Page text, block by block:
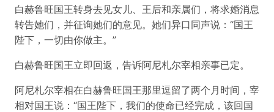
白赫鲁旺国王转身去见女儿、王后和亲属们，将求婚消息
转告她们，并征询她们的意见。她们异口同声说：“国王
陛下，一切由你做主。”
白赫鲁旺国王立即回返，告诉阿尼札尔宰相亲事已定。
阿尼札尔宰相在白赫鲁旺国王那里逗留了两个月时间，宰
相对国王说：“国王陛下，我们的使命已经完成，该回国